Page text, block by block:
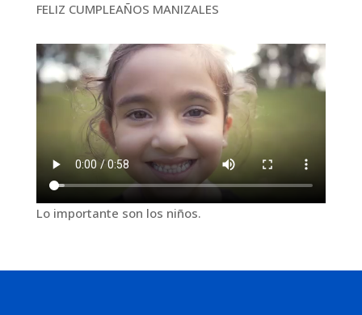
FELIZ CUMPLEAÑOS MANIZALES
Lo importante son los niños.